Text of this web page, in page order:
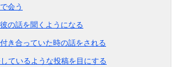
会う
の話を聞くようになる
き合っていた時の話をされる
ているような投稿を目にする